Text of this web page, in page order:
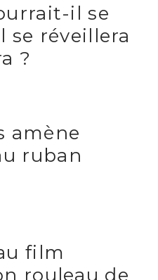
il se
se réveillera
?
amène
ruban
film
rouleau de